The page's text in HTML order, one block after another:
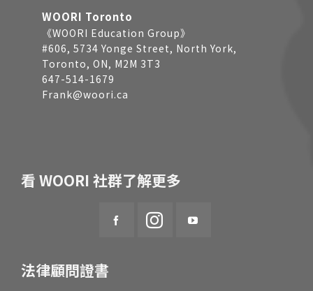
WOORI Toronto
《WOORI Education Group》
#606, 5734 Yonge Street, North York,
Toronto, ON, M2M 3T3
647-514-1679
Frank@woori.ca
看 WOORI 社群了解更多
法律顧問證書